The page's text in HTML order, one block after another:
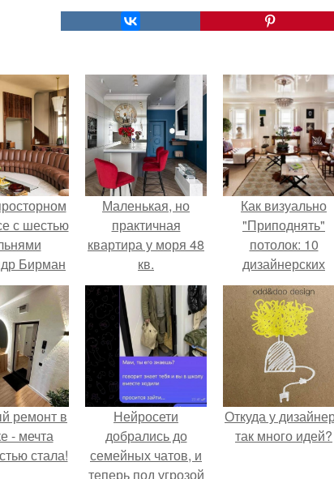
с шестью
Бирман
своей
Маленькая, но
практичная
квартира у моря 48
кв.
Как визуально
"Приподнять"
потолок: 10
дизайнерских
приемов.
ремонт в
- мечта
стала!
Нейросети
добрались до
семейных чатов, и
теперь под угрозой
Откуда у
так много идей?